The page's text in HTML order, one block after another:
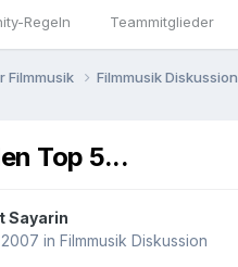
Regeln Teammitglieder
Filmmusik Filmmusik Diskussion
Top 5...
Sayarin
in Filmmusik Diskussion